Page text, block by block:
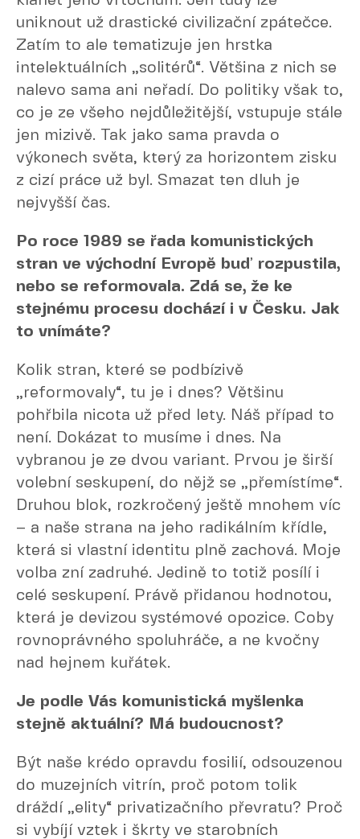
uniknout už drastické civilizační zpátečce.
Zatím to ale tematizuje jen hrstka
intelektuálních „solitérů“. Většina z nich se
nalevo sama ani neřadí. Do politiky však to,
co je ze všeho nejdůležitější, vstupuje stále
jen mizivě. Tak jako sama pravda o
výkonech světa, který za horizontem zisku
z cizí práce už byl. Smazat ten dluh je
nejvyšší čas.
Po roce 1989 se řada komunistických
stran ve východní Evropě buď rozpustila,
nebo se reformovala. Zdá se, že ke
stejnému procesu dochází i v Česku. Jak
to vnímáte?
Kolik stran, které se podbízivě
„reformovaly“, tu je i dnes? Většinu
pohřbila nicota už před lety. Náš případ to
není. Dokázat to musíme i dnes. Na
vybranou je ze dvou variant. Prvou je širší
volební seskupení, do nějž se „přemístíme“.
Druhou blok, rozkročený ještě mnohem víc
– a naše strana na jeho radikálním křídle,
která si vlastní identitu plně zachová. Moje
volba zní zadruhé. Jedině to totiž posílí i
celé seskupení. Právě přidanou hodnotou,
která je devizou systémové opozice. Coby
rovnoprávného spoluhráče, a ne kvočny
nad hejnem kuřátek.
Je podle Vás komunistická myšlenka
stejně aktuální? Má budoucnost?
Být naše krédo opravdu fosilií, odsouzenou
do muzejních vitrín, proč potom tolik
dráždí „elity“ privatizačního převratu? Proč
si vybíjí vztek i škrty ve starobních